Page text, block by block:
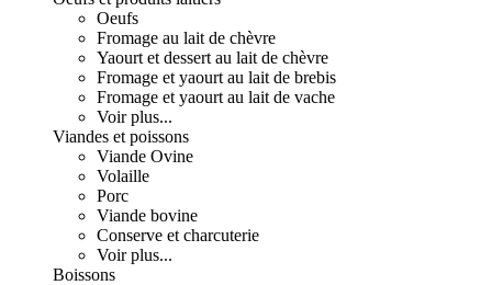
Oeufs
Fromage au lait de chèvre
Yaourt et dessert au lait de chèvre
Fromage et yaourt au lait de brebis
Fromage et yaourt au lait de vache
Voir plus...
Viandes et poissons
Viande Ovine
Volaille
Porc
Viande bovine
Conserve et charcuterie
Voir plus...
Boissons